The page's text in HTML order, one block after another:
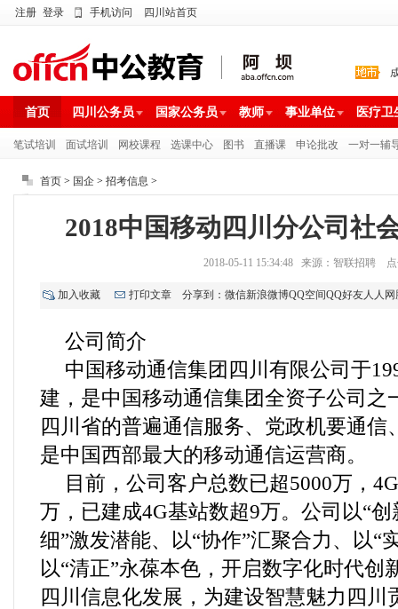
注册 登录 手机访问 四川站首页
首页 四川公务员 国家公务员 教师 事业单位 医疗卫
笔试培训 面试培训 网校课程 选课中心 图书 直播课 申论批改 一对一辅
首页 > 国企 > 招考信息 >
2018中国移动四川分公司社
2018-05-11 15:34:48 来源：智联招聘
加入收藏 打印文章 分享到： 微信新浪微博QQ空间QQ好友人人网
公司简介
中国移动通信集团四川有限公司于
建，是中国移动通信集团全资子公司之
四川省的普遍通信服务、党政机要通信
是中国西部最大的移动通信运营商。
目前，公司客户总数已超5000万，
万，已建成4G基站数超9万。公司以“
细”激发潜能、以“协作”汇聚合力、以“
以“清正”永葆本色，开启数字化时代创
四川信息化发展，为建设智慧魅力四川